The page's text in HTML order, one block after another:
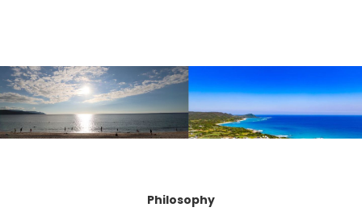
Philosophy